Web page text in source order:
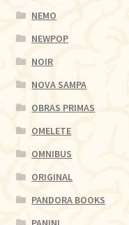
NEMO
NEWPOP
NOIR
NOVA SAMPA
OBRAS PRIMAS
OMELETE
OMNIBUS
ORIGINAL
PANDORA BOOKS